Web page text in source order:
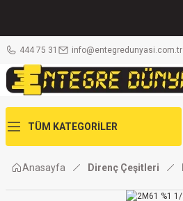
444 75 31 info@entegredunyasi.com.tr
TÜM KATEGORİLER
Anasayfa Direnç Çeşitleri